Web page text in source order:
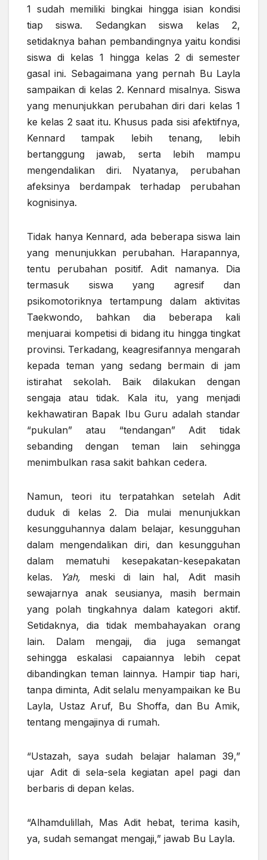
1 sudah memiliki bingkai hingga isian kondisi
tiap siswa. Sedangkan siswa kelas 2,
setidaknya bahan pembandingnya yaitu kondisi
siswa di kelas 1 hingga kelas 2 di semester
gasal ini. Sebagaimana yang pernah Bu Layla
sampaikan di kelas 2. Kennard misalnya. Siswa
yang menunjukkan perubahan diri dari kelas 1
ke kelas 2 saat itu. Khusus pada sisi afektifnya,
Kennard tampak lebih tenang, lebih
bertanggung jawab, serta lebih mampu
mengendalikan diri. Nyatanya, perubahan
afeksinya berdampak terhadap perubahan
kognisinya.
Tidak hanya Kennard, ada beberapa siswa lain
yang menunjukkan perubahan. Harapannya,
tentu perubahan positif. Adit namanya. Dia
termasuk siswa yang agresif dan
psikomotoriknya tertampung dalam aktivitas
Taekwondo, bahkan dia beberapa kali
menjuarai kompetisi di bidang itu hingga tingkat
provinsi. Terkadang, keagresifannya mengarah
kepada teman yang sedang bermain di jam
istirahat sekolah. Baik dilakukan dengan
sengaja atau tidak. Kala itu, yang menjadi
kekhawatiran Bapak Ibu Guru adalah standar
“pukulan” atau “tendangan” Adit tidak
sebanding dengan teman lain sehingga
menimbulkan rasa sakit bahkan cedera.
Namun, teori itu terpatahkan setelah Adit
duduk di kelas 2. Dia mulai menunjukkan
kesungguhannya dalam belajar, kesungguhan
dalam mengendalikan diri, dan kesungguhan
dalam mematuhi kesepakatan-kesepakatan
kelas.
Yah, meski di lain hal, Adit masih
sewajarnya anak seusianya, masih bermain
yang polah tingkahnya dalam kategori aktif.
Setidaknya, dia tidak membahayakan orang
lain. Dalam mengaji, dia juga semangat
sehingga eskalasi capaiannya lebih cepat
dibandingkan teman lainnya. Hampir tiap hari,
tanpa diminta, Adit selalu menyampaikan ke Bu
Layla, Ustaz Aruf, Bu Shoffa, dan Bu Amik,
tentang mengajinya di rumah.
“Ustazah, saya sudah belajar halaman 39,”
ujar Adit di sela-sela kegiatan apel pagi dan
berbaris di depan kelas.
“Alhamdulillah, Mas Adit hebat, terima kasih,
ya, sudah semangat mengaji,” jawab Bu Layla.